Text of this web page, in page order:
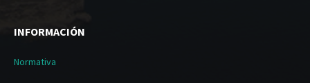
INFORMACIÓN
Normativa